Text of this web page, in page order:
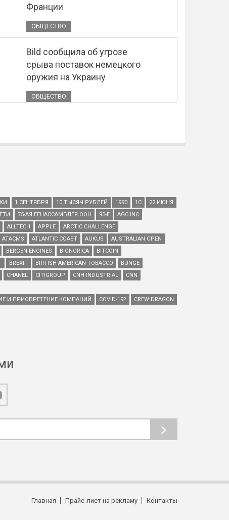
Франции
ОБЩЕСТВО
Bild сообщила об угрозе
срыва поставок немецкого
оружия на Украину
ОБЩЕСТВО
1 СЕНТЯБРЯ 10 ТЫСЯЧ РУБЛЕЙ 1990 1С
22 ИЮНЯ
75-АЯ ГЕНАССАМБЛЕЯ ООН 90-Е
AGC INC
ALLTECH APPLE
ARCTIC CHALLENGE
ATACMS ATLANTIC COAST AUKUS
AUSTRALIAN OPEN
BERGEN ENGINES BIONORICA
BITCOIN
BREXIT BRITISH AMERICAN TOBACCO
BUNGE
CHANEL CITIGROUP CNH INDUSTRIAL
CNN
И ПРИОБРЕТЕНИЕ КОМПАНИЙ
COVID-19?
CREW DRAGON
Главная Прайс-лист на рекламу Контакты